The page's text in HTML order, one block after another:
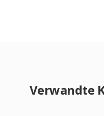
Verwandte